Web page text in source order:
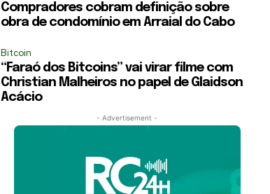
Compradores cobram definição sobre
obra de condomínio em Arraial do Cabo
Bitcoin
“Faraó dos Bitcoins” vai virar filme com
Christian Malheiros no papel de Glaidson
Acácio
- Advertisement -